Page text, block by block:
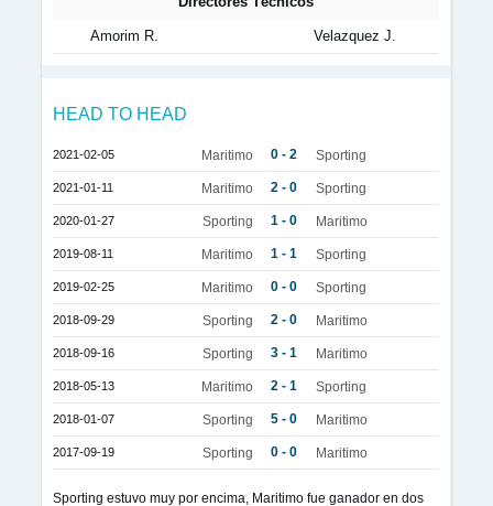
Amorim R. Velazquez J.
HEAD TO HEAD
2021-02-05 Maritimo 0 - 2 Sporting
2021-01-11 Maritimo 2 - 0 Sporting
2020-01-27 Sporting 1 - 0 Maritimo
2019-08-11 Maritimo 1 - 1 Sporting
2019-02-25 Maritimo 0 - 0 Sporting
2018-09-29 Sporting 2 - 0 Maritimo
2018-09-16 Sporting 3 - 1 Maritimo
2018-05-13 Maritimo 2 - 1 Sporting
2018-01-07 Sporting 5 - 0 Maritimo
2017-09-19 Sporting 0 - 0 Maritimo
Sporting estuvo muy por encima, Maritimo fue ganador en dos